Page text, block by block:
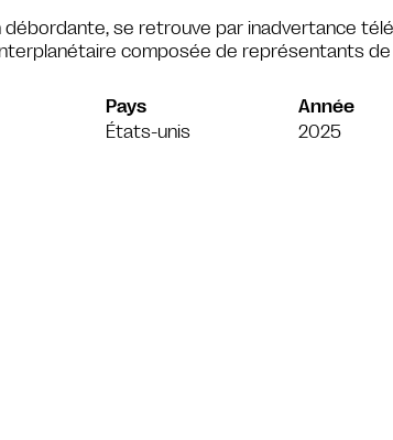
débordante, se retrouve par inadvertance
composée de représentants de
Pays
États-unis
Année
2025